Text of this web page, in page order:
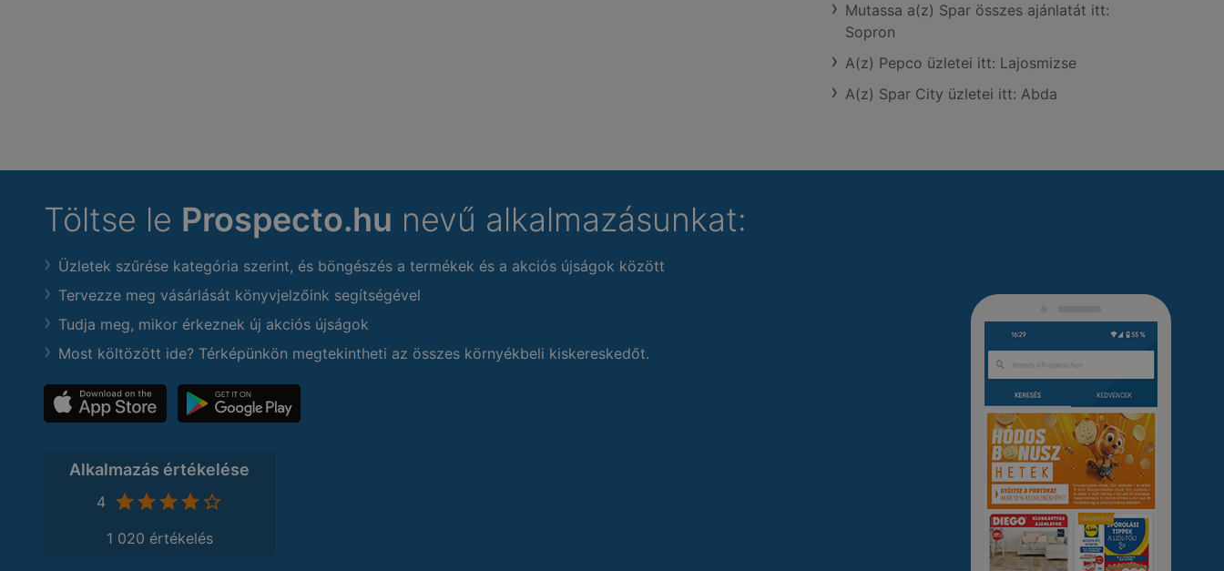
Mutassa a(z) Spar összes ajánlatát itt:
Sopron
A(z) Pepco üzletei itt: Lajosmizse
A(z) Spar City üzletei itt: Abda
Töltse le Prospecto.hu nevű alkalmazásunkat:
Üzletek szűrése kategória szerint, és böngészés a termékek és a akciós újságok között
Tervezze meg vásárlását könyvjelzőink segítségével
Tudja meg, mikor érkeznek új akciós újságok
Most költözött ide? Térképünkön megtekintheti az összes környékbeli kiskereskedőt.
Alkalmazás értékelése
4
1 020 értékelés